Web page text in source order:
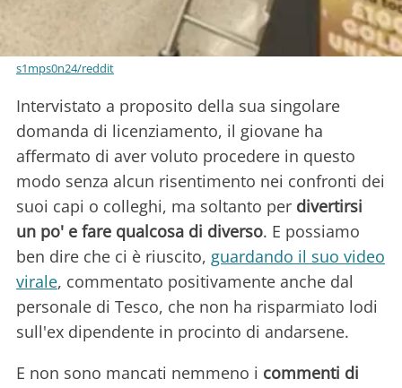
s1mps0n24/reddit
Intervistato a proposito della sua singolare
domanda di licenziamento, il giovane ha
affermato di aver voluto procedere in questo
modo senza alcun risentimento nei confronti dei
suoi capi o colleghi, ma soltanto per divertirsi
un po' e fare qualcosa di diverso. E possiamo
ben dire che ci è riuscito, guardando il suo video
virale, commentato positivamente anche dal
personale di Tesco, che non ha risparmiato lodi
sull'ex dipendente in procinto di andarsene.
E non sono mancati nemmeno i commenti di